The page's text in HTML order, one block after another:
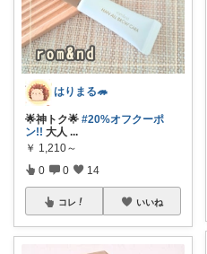
はりまる🦔
🌟神トク🌟 #20%オフクーポ
ン!! 大人 ...
￥ 1,210～
0 0 14
コレ いいね